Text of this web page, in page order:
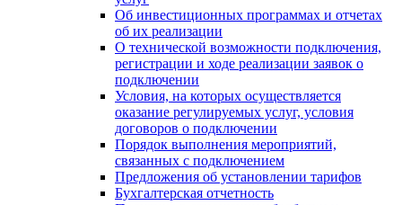
Об инвестиционных программах и отчетах
об их реализации
О технической возможности подключения,
регистрации и ходе реализации заявок о
подключении
Условия, на которых осуществляется
оказание регулируемых услуг, условия
договоров о подключении
Порядок выполнения мероприятий,
связанных с подключением
Предложения об установлении тарифов
Бухгалтерская отчетность